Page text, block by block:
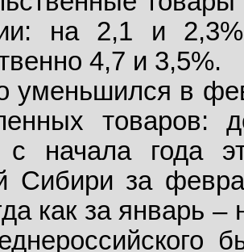
на 2,1 и
4,7 и 3,5%.
уменьшился в
товаров:
с начала года
Сибири за
как за январь